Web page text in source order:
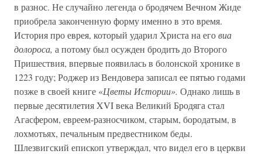
в разнос. Не случайно легенда о бродячем Вечном Жиде
приобрела законченную форму именно в это время.
История про еврея, который ударил Христа на еговиа
долороса, а потому был осужден бродить до Второго
Пришествия, впервые появилась в болонской хронике в
1223 году; Роджер из Вендовера записал ее пятью годами
позже в своей книге «Цветы Истории». Однако лишь в
первые десятилетия XVI века Великий Бродяга стал
Агасфером, евреем-разносчиком, старым, бородатым, в
лохмотьях, печальным предвестником беды.
Шлезвигский епископ утверждал, что видел его в церкви